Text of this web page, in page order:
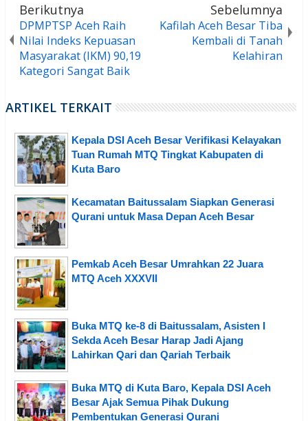
Berikutnya
DPMPTSP Aceh Raih
Nilai Indeks Kepuasan
Masyarakat (IKM) 90,19
Kategori Sangat Baik
Sebelumnya
Kafilah Aceh Besar Tiba
Kembali di Tanah
Kelahiran
ARTIKEL TERKAIT
Kepala DSI Aceh Besar Verifikasi Kelayakan
Tuan Rumah MTQ Tingkat Kabupaten di
Kuta Baro
Kecamatan Baitussalam Siapkan Generasi
Qurani untuk Masa Depan Aceh Besar
Pemkab Aceh Besar Umrahkan 22 Juara
MTQ Aceh XXXVII
Buka MTQ ke-8 di Baitussalam, Asisten I
Sekda Aceh Besar Harap Jadi Ajang
Lahirkan Qari dan Qariah Terbaik
Buka MTQ di Kuta Baro, Kepala DSI Aceh
Besar Ajak Semua Pihak Dukung
Pembentukan Generasi Qurani